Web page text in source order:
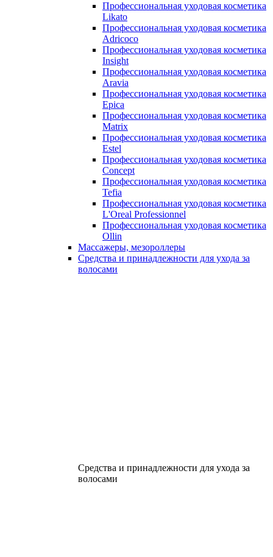
Профессиональная уходовая косметика
Likato
Профессиональная уходовая косметика
Adricoco
Профессиональная уходовая косметика
Insight
Профессиональная уходовая косметика
Aravia
Профессиональная уходовая косметика
Epica
Профессиональная уходовая косметика
Matrix
Профессиональная уходовая косметика
Estel
Профессиональная уходовая косметика
Concept
Профессиональная уходовая косметика
Tefia
Профессиональная уходовая косметика
L'Oreal Professionnel
Профессиональная уходовая косметика
Ollin
Массажеры, мезороллеры
Средства и принадлежности для ухода за
волосами
Средства и принадлежности для ухода за
волосами